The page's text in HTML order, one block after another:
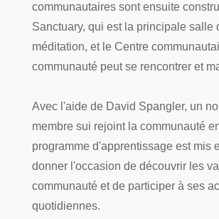
communautaires sont ensuite
Sanctuary, qui est la principale salle
méditation, et le Centre
communauté peut se rencontrer et
Avec l'aide de David Spangler, un
membre sui rejoint la communauté
programme d'apprentissage est mis
donner l'occasion de découvrir les
communauté et de participer à ses
quotidiennes.